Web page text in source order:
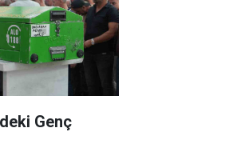
Genç